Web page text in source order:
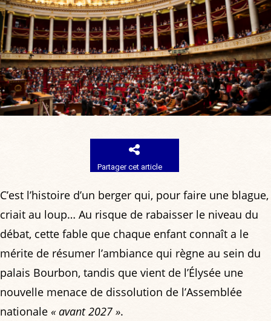
Partager cet article
C’est l’histoire d’un berger qui, pour faire une blague,
criait au loup… Au risque de rabaisser le niveau du
débat, cette fable que chaque enfant connaît a le
mérite de résumer l’ambiance qui règne au sein du
palais Bourbon, tandis que vient de l’Élysée une
nouvelle menace de dissolution de l’Assemblée
nationale « avant 2027 ».